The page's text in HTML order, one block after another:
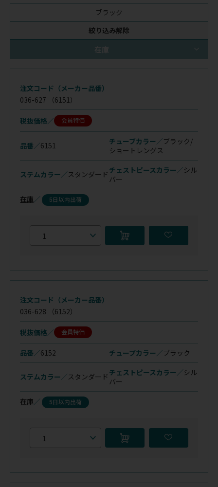
絞り込み解除
ブラック
在庫
注文コード（メーカー品番）
036-627 （6151）
税抜価格 会員特価
品番／6151 チューブカラー／ブラック/
ショートレングス
ステムカラー／スタンダード チェストピースカラー／シル
バー
在庫 ／ 5日以内出荷
注文コード（メーカー品番）
036-628 （6152）
税抜価格 会員特価
品番／6152 チューブカラー／ブラック
ステムカラー／スタンダード チェストピースカラー／シル
バー
在庫 ／ 5日以内出荷